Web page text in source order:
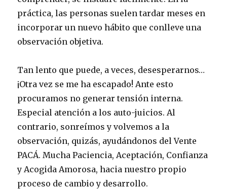
práctica, las personas suelen tardar meses en
incorporar un nuevo hábito que conlleve una
observación objetiva.
Tan lento que puede, a veces, desesperarnos…
¡Otra vez se me ha escapado! Ante esto
procuramos no generar tensión interna.
Especial atención a los auto-juicios. Al
contrario, sonreímos y volvemos a la
observación, quizás, ayudándonos del Vente
PACÁ. Mucha Paciencia, Aceptación, Confianza
y Acogida Amorosa, hacia nuestro propio
proceso de cambio y desarrollo.